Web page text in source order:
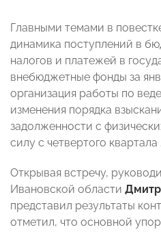
Главными темами в
динамика поступлений в
налогов и платежей в
внебюджетные фонды за
организация работы по
изменения порядка
задолженности с
силу с четвертого квартала
Открывая встречу,
Ивановской области
представил результаты
отметил, что основной